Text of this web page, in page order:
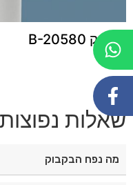
בקבוק B-20580
שאלות נפוצות
מה נפח הבקבוק